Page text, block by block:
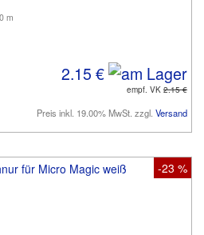
m
2.15 €
empf. VK 2.15 €
Preis inkl. 19.00% MwSt. zzgl. Versand
-23 %